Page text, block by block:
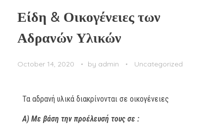
Είδη & Οικογένειες των
Αδρανών Υλικών
October 14, 2020 by admin Uncategorized
Τα αδρανή υλικά διακρίνονται σε οικογένειες
Α) Με βάση την προέλευσή τους σε :